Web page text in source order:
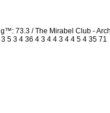
73.3 / The Mirabel Club -
5 3 4 36 4 3 4 4 3 4 4 5 4 35 71